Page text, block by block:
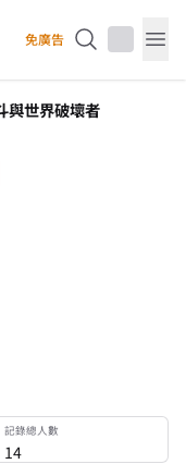
免廣告
與世界破壞者
記錄總人數
14